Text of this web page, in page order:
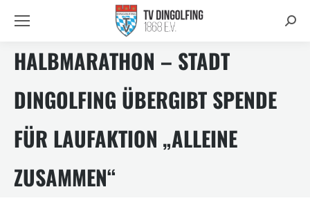
HALBMARATHON – STADT
DINGOLFING ÜBERGIBT SPENDE
FÜR LAUFAKTION „ALLEINE
ZUSAMMEN“